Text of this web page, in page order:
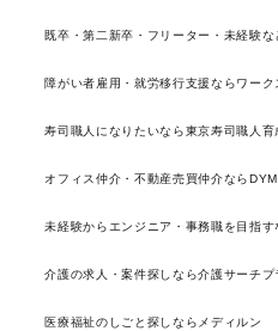
既卒・第二新卒・フリーター・未経験
障がい者雇用・就労移行支援ならワーク
寿司職人になりたいなら東京寿司職人育
オフィス仲介・不動産売買仲介なら
未経験からエンジニア・事務職を目指す
介護の求人・案件探しなら介護サーチプ
医療福祉のしごと探しならメディルン